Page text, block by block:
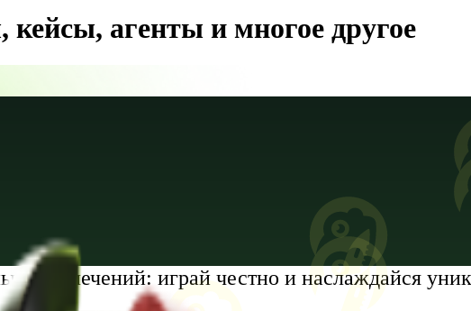
агенты и многое другое
развлечений: играй честно и наслаждайся